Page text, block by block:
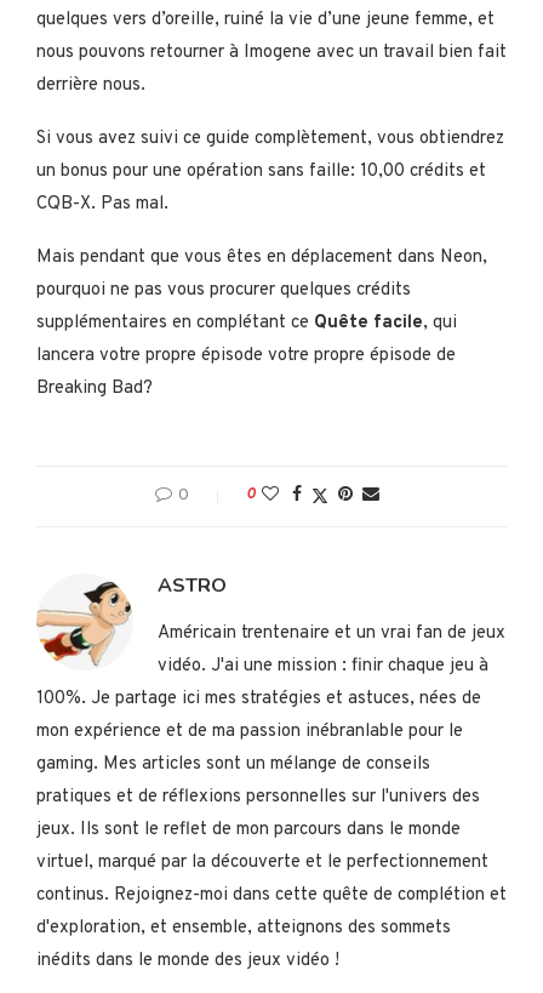
quelques vers d’oreille, ruiné la vie d’une jeune femme, et
nous pouvons retourner à Imogene avec un travail bien fait
derrière nous.
Si vous avez suivi ce guide complètement, vous obtiendrez
un bonus pour une opération sans faille: 10,00 crédits et
CQB-X. Pas mal.
Mais pendant que vous êtes en déplacement dans Neon,
pourquoi ne pas vous procurer quelques crédits
supplémentaires en complétant ce Quête facile, qui
lancera votre propre épisode votre propre épisode de
Breaking Bad?
0 0
ASTRO
Américain trentenaire et un vrai fan de jeux
vidéo. J'ai une mission : finir chaque jeu à
100%. Je partage ici mes stratégies et astuces, nées de
mon expérience et de ma passion inébranlable pour le
gaming. Mes articles sont un mélange de conseils
pratiques et de réflexions personnelles sur l'univers des
jeux. Ils sont le reflet de mon parcours dans le monde
virtuel, marqué par la découverte et le perfectionnement
continus. Rejoignez-moi dans cette quête de complétion et
d'exploration, et ensemble, atteignons des sommets
inédits dans le monde des jeux vidéo !